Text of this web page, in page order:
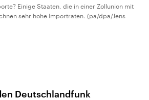
Einige Staaten, die in einer Zollunion mit
sehr hohe Importraten. (pa/dpa/Jens
Deutschlandfunk